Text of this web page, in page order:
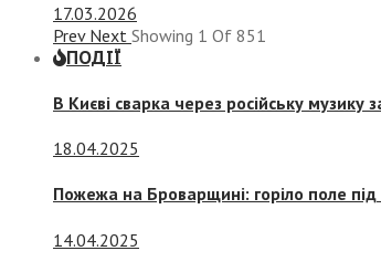
17.03.2026
Prev Next Showing 1 Of 851
ПОДІЇ
В Києві сварка через російську музику
18.04.2025
Пожежа на Броварщині: горіло поле
14.04.2025